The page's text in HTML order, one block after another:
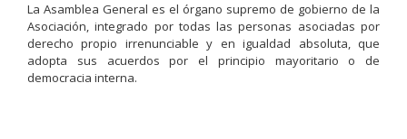
La Asamblea General es el órgano supremo de gobierno de la
Asociación, integrado por todas las personas asociadas por
derecho propio irrenunciable y en igualdad absoluta, que
adopta sus acuerdos por el principio mayoritario o de
democracia interna.